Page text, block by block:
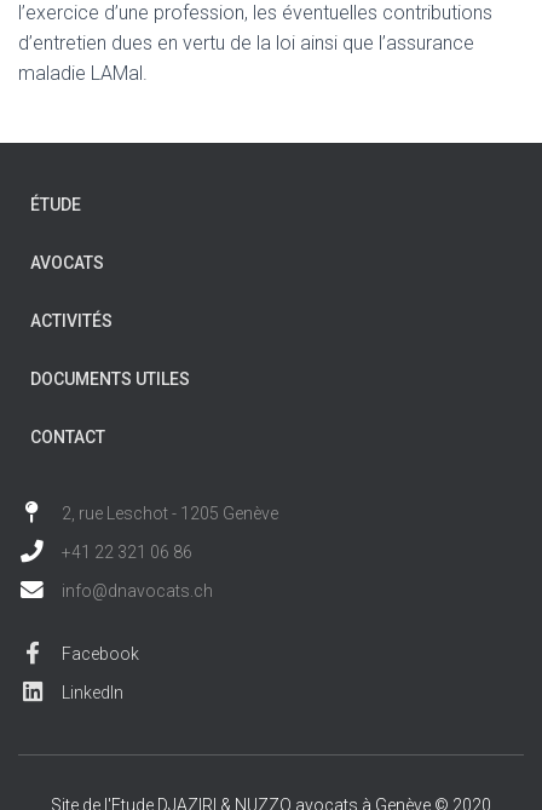
l’exercice d’une profession, les éventuelles contributions
d’entretien dues en vertu de la loi ainsi que l’assurance
maladie LAMal.
ÉTUDE
AVOCATS
ACTIVITÉS
DOCUMENTS UTILES
CONTACT
2, rue Leschot - 1205 Genève
+41 22 321 06 86
info@dnavocats.ch
Facebook
LinkedIn
Site de l'Etude DJAZIRI & NUZZO avocats à Genève © 2020